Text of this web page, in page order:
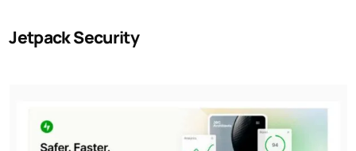
Jetpack Security